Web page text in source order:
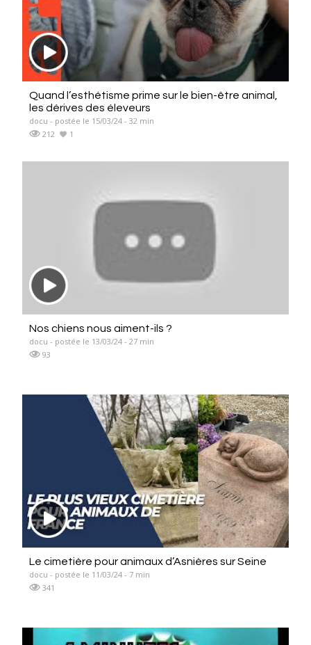
Quand l’esthétisme prime sur le bien-être animal,
les dérives des éleveurs
docu - postée le 15/03/24 - 32 min
212
1
Nos chiens nous aiment-ils ?
docu - postée le 13/03/24 - 27 min
93
Le cimetière pour animaux d’Asnières sur Seine
docu - postée le 11/03/24 - 7 min
341